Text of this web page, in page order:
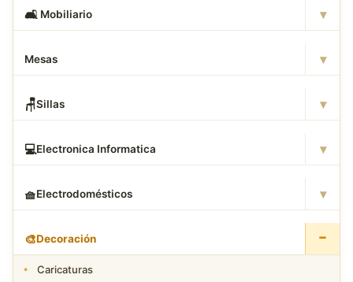
🛋 ️ Mobiliario ▾
Mesas ▾
🪑Sillas ▾
💻Electronica Informatica ▾
🧺Electrodomésticos ▾
🎨Decoración −
Caricaturas